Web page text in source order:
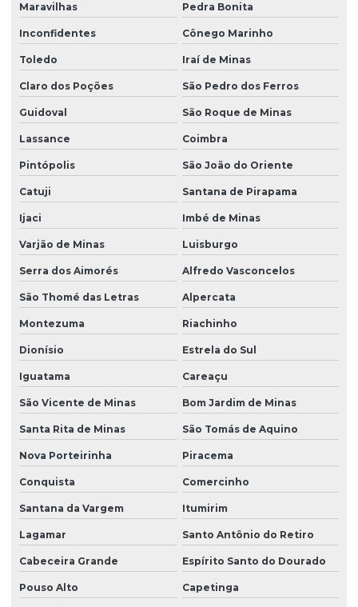
Maravilhas Pedra Bonita
Inconfidentes Cônego Marinho
Toledo Iraí de Minas
Claro dos Poções São Pedro dos Ferros
Guidoval São Roque de Minas
Lassance Coimbra
Pintópolis São João do Oriente
Catuji Santana de Pirapama
Ijaci Imbé de Minas
Varjão de Minas Luisburgo
Serra dos Aimorés Alfredo Vasconcelos
São Thomé das Letras Alpercata
Montezuma Riachinho
Dionísio Estrela do Sul
Iguatama Careaçu
São Vicente de Minas Bom Jardim de Minas
Santa Rita de Minas São Tomás de Aquino
Nova Porteirinha Piracema
Conquista Comercinho
Santana da Vargem Itumirim
Lagamar Santo Antônio do Retiro
Cabeceira Grande Espírito Santo do Dourado
Pouso Alto Capetinga